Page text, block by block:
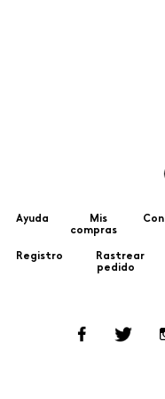
Ayuda
Mis
compras
Registro
Rastrear
pedido